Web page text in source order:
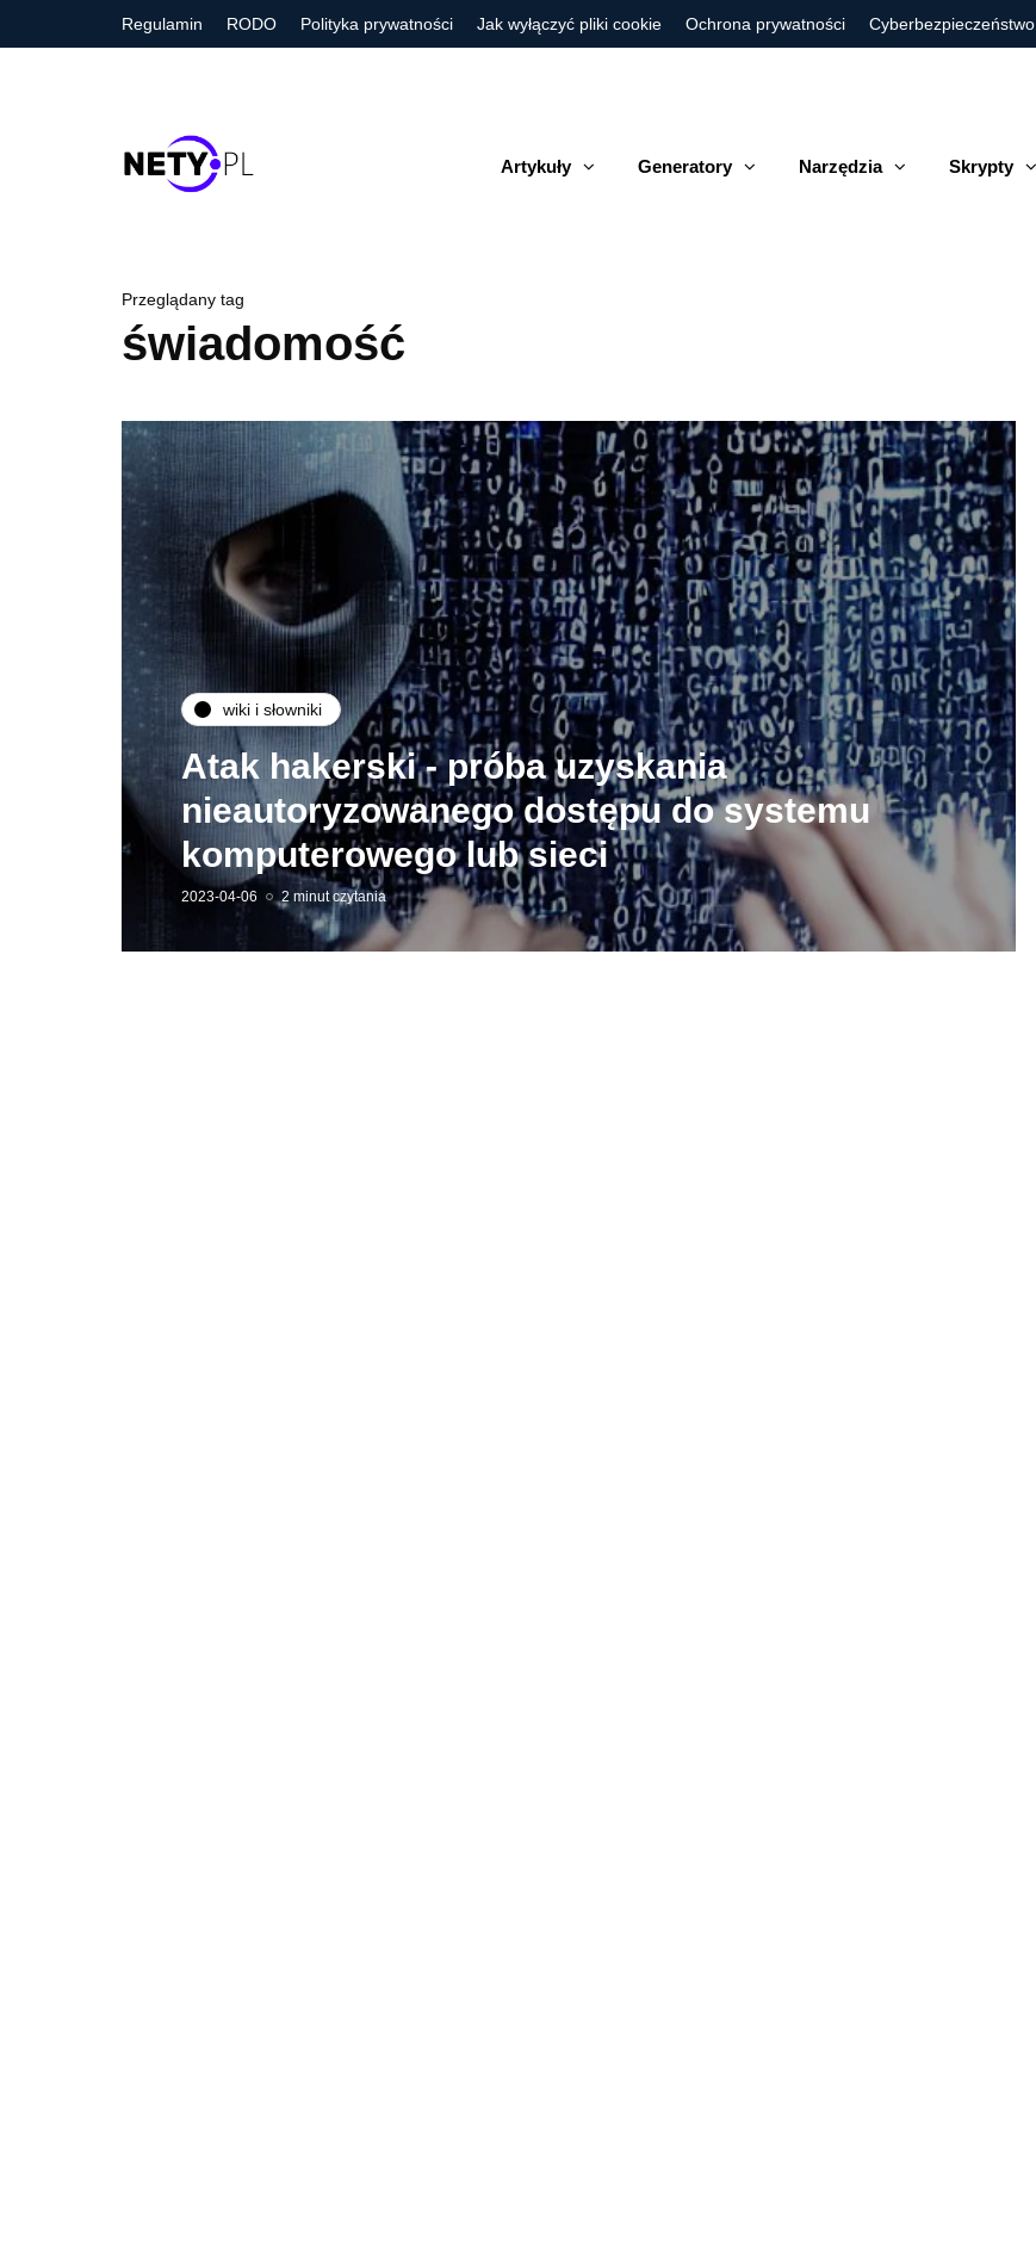
Regulamin RODO Polityka prywatności Jak wyłączyć pliki cookie Ochrona prywatności Cyberbezpieczeństwo
Artykuły Generatory Narzędzia Skrypty
Przeglądany tag
świadomość
wiki i słowniki
Atak hakerski - próba uzyskania
nieautoryzowanego dostępu do systemu
komputerowego lub sieci
2023-04-06 2 minut czytania